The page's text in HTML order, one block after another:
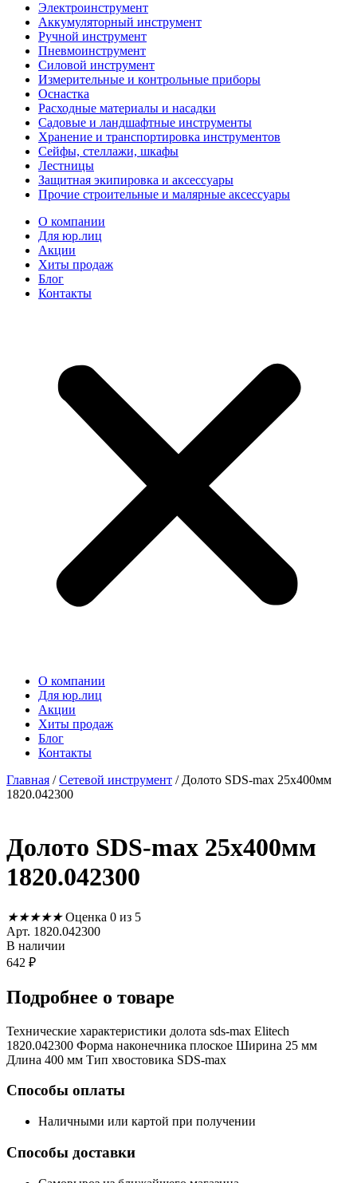
Электроинструмент
Аккумуляторный инструмент
Ручной инструмент
Пневмоинструмент
Силовой инструмент
Измерительные и контрольные приборы
Оснастка
Расходные материалы и насадки
Садовые и ландшафтные инструменты
Хранение и транспортировка инструментов
Сейфы, стеллажи, шкафы
Лестницы
Защитная экипировка и аксессуары
Прочие строительные и малярные аксессуары
О компании
Для юр.лиц
Акции
Хиты продаж
Блог
Контакты
О компании
Для юр.лиц
Акции
Хиты продаж
Блог
Контакты
Главная /Сетевой инструмент / Долото SDS-max 25х400мм
1820.042300
Долото SDS-max 25х400мм
1820.042300
★★★★★ Оценка 0 из 5
Арт. 1820.042300
В наличии
642 ₽
Подробнее о товаре
Технические характеристики долота sds-max Elitech
1820.042300 Форма наконечника плоское Ширина 25 мм
Длина 400 мм Тип хвостовика SDS-max
Способы оплаты
Наличными или картой при получении
Способы доставки